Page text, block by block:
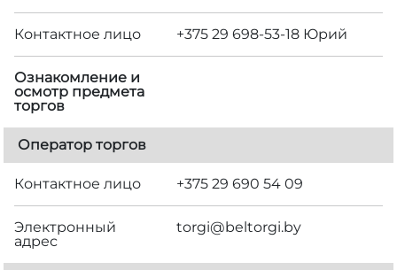
Контактное лицо +375 29 698-53-18 Юрий
Ознакомление и
осмотр предмета
торгов
Оператор торгов
Контактное лицо +375 29 690 54 09
Электронный
адрес
torgi@beltorgi.by